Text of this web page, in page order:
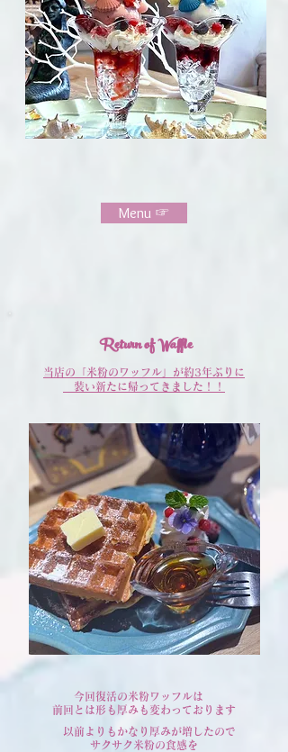
Menu ☞
Return of Waffle
当店の「米粉のワッフル」が約3年ぶりに
装い新たに帰ってきました！！
今回復活の米粉ワッフルは
前回とは形も厚みも変わっております
以前よりもかなり厚みが増したので
サクサク米粉の食感を